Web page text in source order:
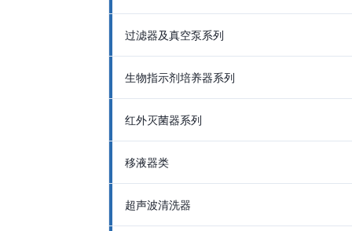
过滤器及真空泵系列
生物指示剂培养器系列
红外灭菌器系列
移液器类
超声波清洗器